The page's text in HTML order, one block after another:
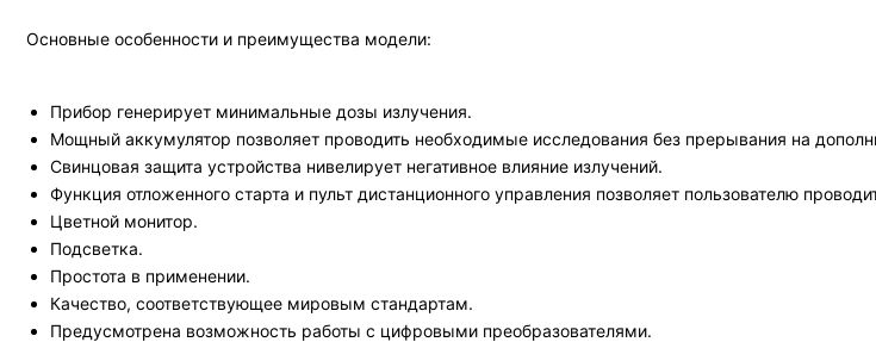
Основные особенности и преимущества модели:
Прибор генерирует минимальные дозы излучения.
Мощный аккумулятор позволяет проводить необходимые исследования без прерывания на
Свинцовая защита устройства нивелирует негативное влияние излучений.
Функция отложенного старта и пульт дистанционного управления позволяет пользователю
Цветной монитор.
Подсветка.
Простота в применении.
Качество, соответствующее мировым стандартам.
Предусмотрена возможность работы с цифровыми преобразователями.